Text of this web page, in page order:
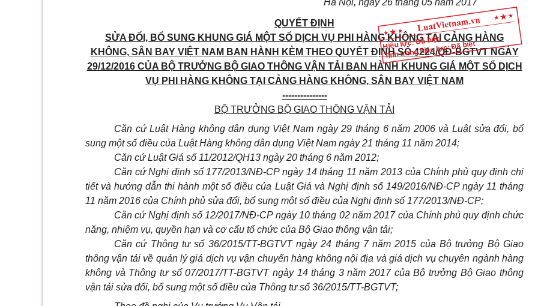
Hiệu lực: Đã biết
Tình trạng hiệu lực: Đã biết
Hà Nội, ngày26 tháng 05 năm 2017
QUYẾT ĐỊNH
SỬA ĐỔI, BỔ SUNG KHUNG GIÁ MỘT SỐ DỊCH VỤ PHI HÀNG KHÔNG TẠI CẢNG HÀNG
KHÔNG, SÂN BAY VIỆT NAM BAN HÀNH KÈM THEO QUYẾT ĐỊNH SỐ 4224/QĐ-BGTVT NGÀY
29/12/2016 CỦA BỘ TRƯỞNG BỘ GIAO THÔNG VẬN TẢI BAN HÀNH KHUNG GIÁ MỘT SỐ DỊCH
VỤ PHI HÀNG KHÔNG TẠI CẢNG HÀNG KHÔNG, SÂN BAY VIỆT NAM
---------------
BỘ TRƯỞNG BỘ GIAO THÔNG VẬN TẢI
Căn cứ Luật Hàng không dân dụng Việt Nam ngày 29 tháng 6 năm 2006 và Luật sửa đổi, bổ
sung một số điều của Luật Hàng không dân dụng Việt Nam ngày 21 tháng 11 năm 2014;
Căn cứ Luật Giá số 11/2012/QH13 ngày 20 tháng 6 năm 2012;
Căn cứ Nghị định số 177/2013/NĐ-CP ngày 14 tháng 11 năm 2013 của Chính phủ quy định chi
tiết và hướng dẫn thi hành một số điều của Luật Giá và Nghị định số 149/2016/NĐ-CP ngày 11 tháng
11 năm 2016 của Chính phủ sửa đổi, bổ sung một số điều của Nghị định số 177/2013/NĐ-CP;
Căn cứ Nghị định số 12/2017/NĐ-CP ngày 10 tháng 02 năm 2017 của Chính phủ quy định chức
năng, nhiệm vụ, quyền hạn và cơ cấu tổ chức của Bộ Giao thông vận tải;
Căn cứ Thông tư số 36/2015/TT-BGTVT ngày 24 tháng 7 năm 2015 của Bộ trưởng Bộ Giao
thông vận tải về quản lý giá dịch vụ vận chuyển hàng không nội địa và giá dịch vụ chuyên ngành hàng
không và Thông tư số07/2017/TT-BGTVT ngày 14 tháng 3 năm 2017 của Bộ trưởng Bộ Giao thông
vận tải sửa đổi, bổ sung một số điều của Thông tư số 36/2015/TT-BGTVT;